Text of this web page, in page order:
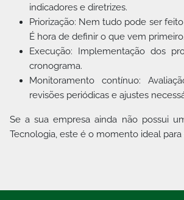
indicadores e diretrizes.
Priorização: Nem tudo pode ser
É hora de definir o que vem primeiro.
Execução: Implementação dos
cronograma.
Monitoramento contínuo:
revisões periódicas e ajustes
Se a sua empresa ainda não possui
Tecnologia, este é o momento ideal para